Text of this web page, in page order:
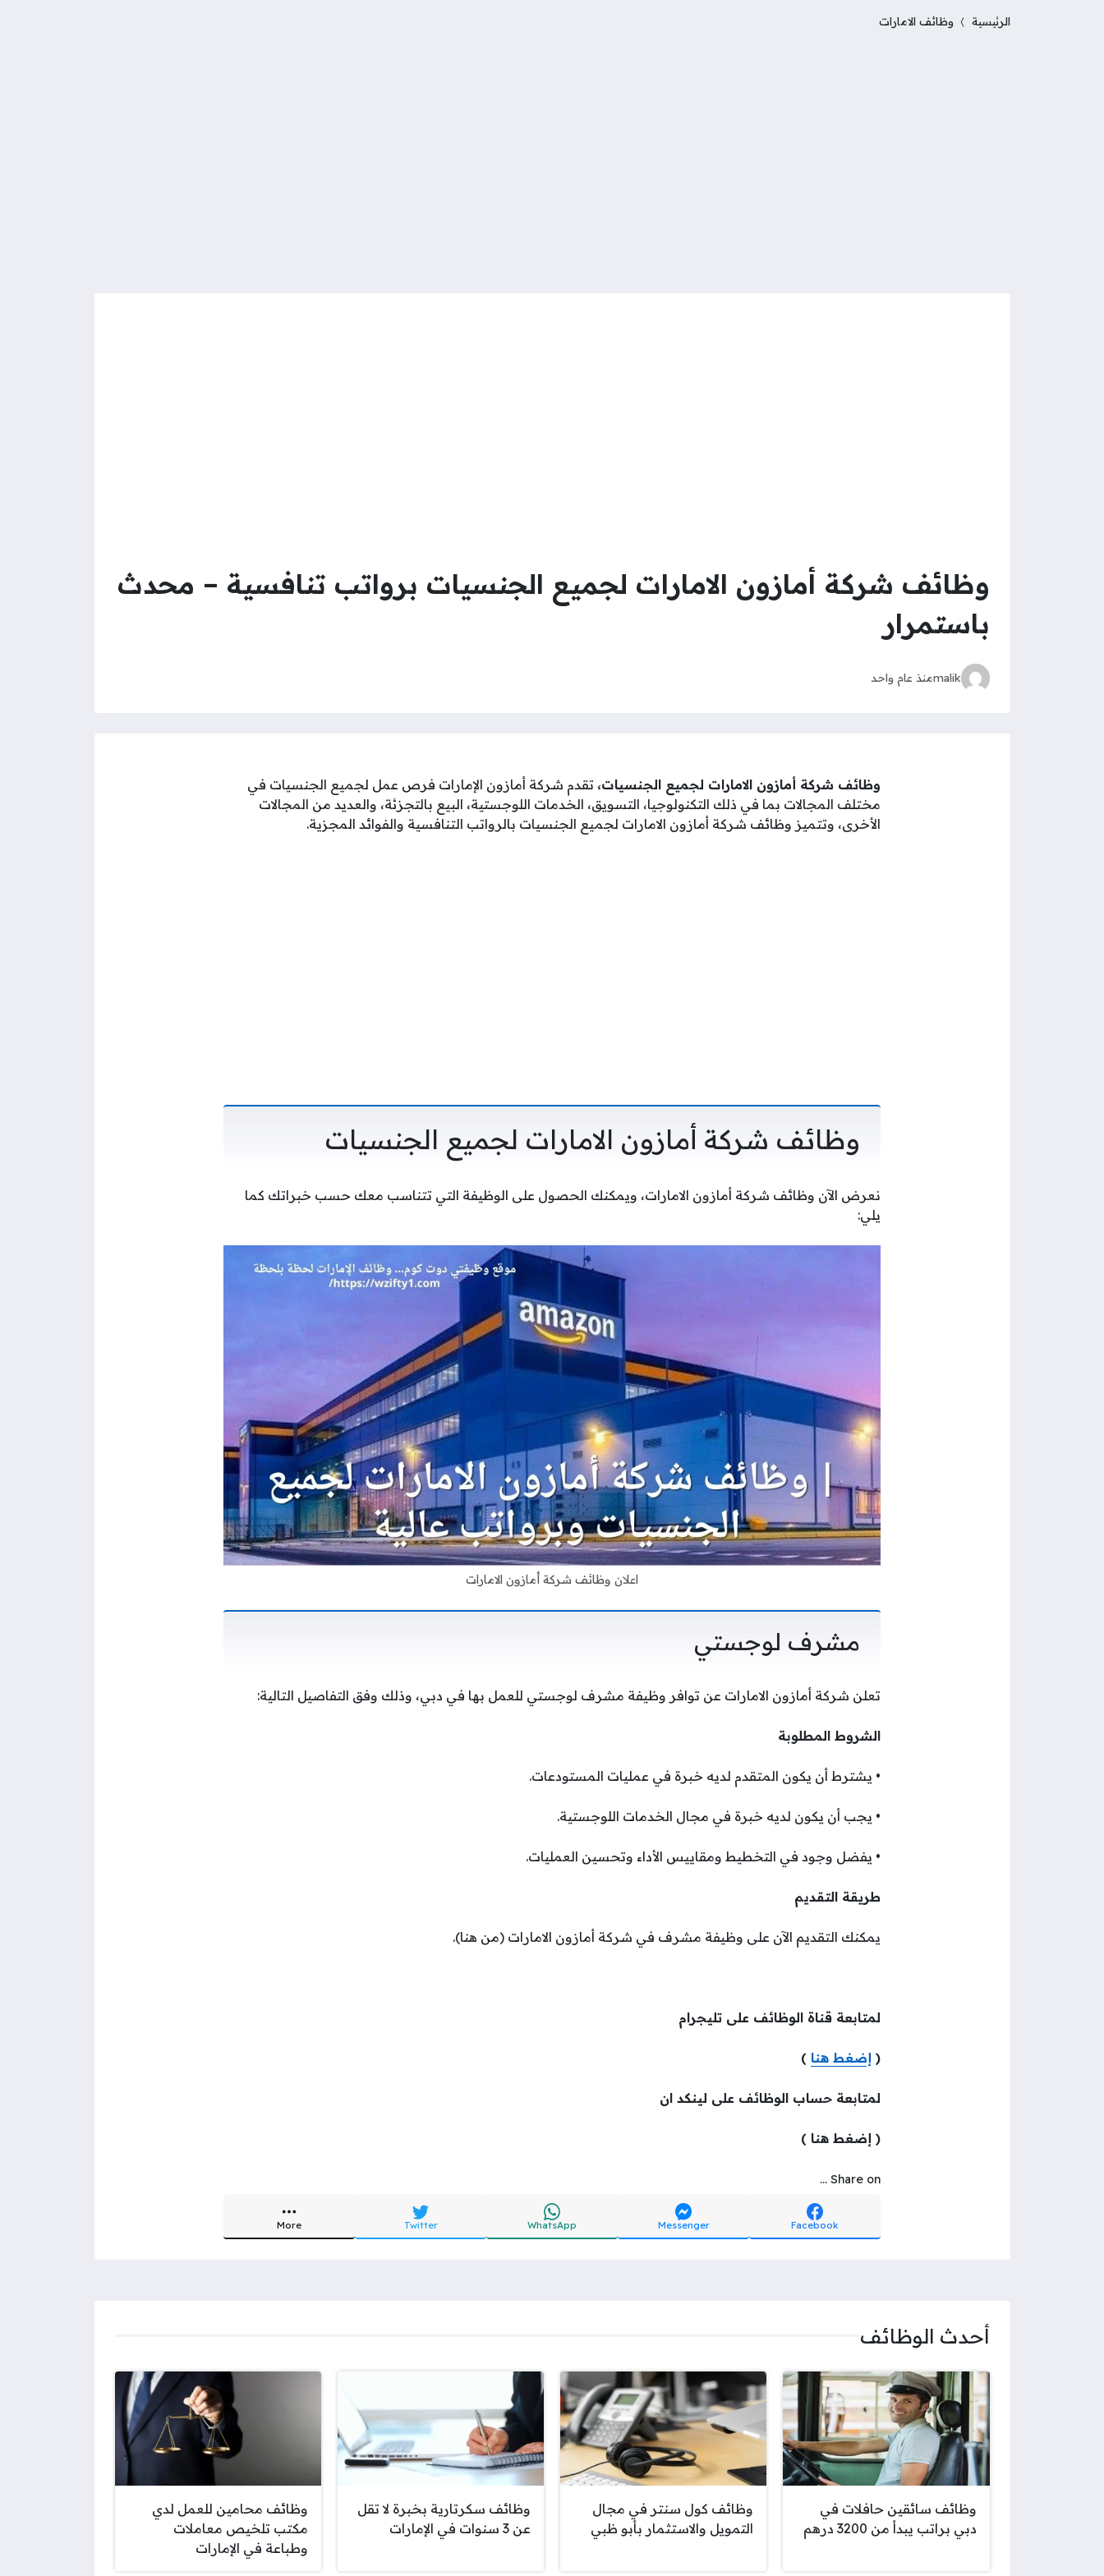
الرئيسية وظائف الامارات
وظائف شركة أمازون الامارات لجميع الجنسيات برواتب تنافسية – محدث
باستمرار
malikمنذ عام واحد
وظائف شركة أمازون الامارات لجميع الجنسيات، تقدم شركة أمازون الإمارات فرص عمل لجميع الجنسيات في
مختلف المجالات بما في ذلك التكنولوجيا، التسويق، الخدمات اللوجستية، البيع بالتجزئة، والعديد من المجالات
الأخرى، وتتميز وظائف شركة أمازون الامارات لجميع الجنسيات بالرواتب التنافسية والفوائد المجزية.
وظائف شركة أمازون الامارات لجميع الجنسيات
نعرض الآن وظائف شركة أمازون الامارات، ويمكنك الحصول على الوظيفة التي تتناسب معك حسب خبراتك كما
يلي:
اعلان وظائف شركة أمازون الامارات
مشرف لوجستي
تعلن شركة أمازون الامارات عن توافر وظيفة مشرف لوجستي للعمل بها في دبي، وذلك وفق التفاصيل التالية:
الشروط المطلوبة
• يشترط أن يكون المتقدم لديه خبرة في عمليات المستودعات.
• يجب أن يكون لديه خبرة في مجال الخدمات اللوجستية.
• يفضل وجود في التخطيط ومقاييس الأداء وتحسين العمليات.
طريقة التقديم
يمكنك التقديم الآن على وظيفة مشرف في شركة أمازون الامارات (من هنا).
لمتابعة قناة الوظائف على تليجرام
( إضغط هنا )
لمتابعة حساب الوظائف على لينكد ان
( إضغط هنا )
Share on ...
Facebook
Messenger
WhatsApp
Twitter
More
أحدث الوظائف
وظائف سائقين حافلات في
دبي براتب يبدأ من 3200 درهم
وظائف كول سنتر في مجال
التمويل والاستثمار بأبو ظبي
وظائف سكرتارية بخبرة لا تقل
عن 3 سنوات في الإمارات
وظائف محامين للعمل لدي
مكتب تلخيص معاملات
وطباعة في الإمارات